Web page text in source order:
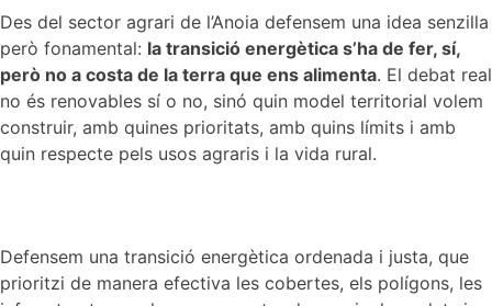
Des del sector agrari de l’Anoia defensem una idea senzilla
però fonamental: la transició energètica s’ha de fer, sí,
però no a costa de la terra que ens alimenta. El debat real
no és renovables sí o no, sinó quin model territorial volem
construir, amb quines prioritats, amb quins límits i amb
quin respecte pels usos agraris i la vida rural.
Defensem una transició energètica ordenada i justa, que
prioritzi de manera efectiva les cobertes, els polígons, les